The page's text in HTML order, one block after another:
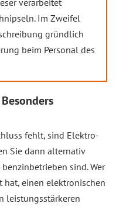
Im Zweifel
gründlich
beim Personal des
fehlt, sind Elektro-
Sie dann alternativ
sind. Wer
einen elektronischen
leistungsstärkeren